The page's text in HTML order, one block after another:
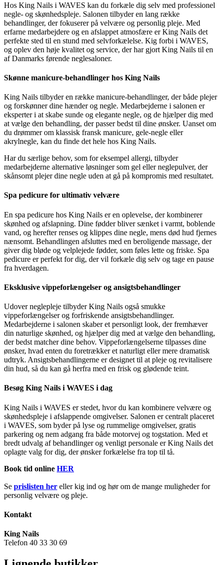
Hos King Nails i WAVES kan du forkæle dig selv med professionel
negle- og skønhedspleje. Salonen tilbyder en lang række
behandlinger, der fokuserer på velvære og personlig pleje. Med
erfarne medarbejdere og en afslappet atmosfære er King Nails det
perfekte sted til en stund med selvforkælelse. Kig forbi i WAVES,
og oplev den høje kvalitet og service, der har gjort King Nails til en
af Danmarks førende neglesaloner.
Skønne manicure-behandlinger hos King Nails
King Nails tilbyder en række manicure-behandlinger, der både plejer
og forskønner dine hænder og negle. Medarbejderne i salonen er
eksperter i at skabe sunde og elegante negle, og de hjælper dig med
at vælge den behandling, der passer bedst til dine ønsker. Uanset om
du drømmer om klassisk fransk manicure, gele-negle eller
akrylnegle, kan du finde det hele hos King Nails.
Har du særlige behov, som for eksempel allergi, tilbyder
medarbejderne alternative løsninger som gel eller neglepulver, der
skånsomt plejer dine negle uden at gå på kompromis med resultatet.
Spa pedicure for ultimativ velvære
En spa pedicure hos King Nails er en oplevelse, der kombinerer
skønhed og afslapning. Dine fødder bliver sænket i varmt, boblende
vand, og herefter renses og klippes dine negle, mens død hud fjernes
nænsomt. Behandlingen afsluttes med en beroligende massage, der
giver dig bløde og velplejede fødder, som føles lette og friske. Spa
pedicure er perfekt for dig, der vil forkæle dig selv og tage en pause
fra hverdagen.
Eksklusive vippeforlængelser og ansigtsbehandlinger
Udover neglepleje tilbyder King Nails også smukke
vippeforlængelser og forfriskende ansigtsbehandlinger.
Medarbejderne i salonen skaber et personligt look, der fremhæver
din naturlige skønhed, og hjælper dig med at vælge den behandling,
der bedst matcher dine behov. Vippeforlængelserne tilpasses dine
ønsker, hvad enten du foretrækker et naturligt eller mere dramatisk
udtryk. Ansigtsbehandlingerne er designet til at pleje og revitalisere
din hud, så du kan gå herfra med en frisk og glødende teint.
Besøg King Nails i WAVES i dag
King Nails i WAVES er stedet, hvor du kan kombinere velvære og
skønhedspleje i afslappende omgivelser. Salonen er centralt placeret
i WAVES, som byder på lyse og rummelige omgivelser, gratis
parkering og nem adgang fra både motorvej og togstation. Med et
bredt udvalg af behandlinger og venligt personale er King Nails det
oplagte valg for dig, der ønsker forkælelse fra top til tå.
Book tid online HER
Se prislisten her eller kig ind og hør om de mange muligheder for
personlig velvære og pleje.
Kontakt
King Nails
Telefon 40 33 30 69